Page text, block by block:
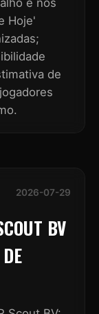
e nos
Hoje'
de
2026-07-29
BV